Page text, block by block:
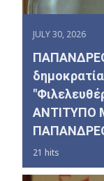
JULY 30, 2026
ΑΝΤΙΤΥΠΟ
21 hits